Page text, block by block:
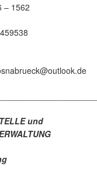
– 1562
und